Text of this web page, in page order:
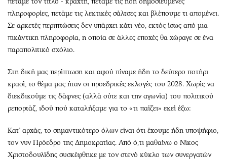
Κόσμος
Παράξενα
Πολιτισμός
Σινεμά
Θέατρο-Χορός
Μουσική
Εικαστικά
Βιβλίο
Χειρόγραφα
Έξοδος
Media
Εκπομπές
Podcasts
Uncut
Προσφορές
Προσωπικότητες στην ''Κ''
Επιστολές
πληροφορίες, πετάμε τις λεκτικές σάλτσες και βλέπουμε τι απομένει.
Σε αρκετές περιπτώσεις δεν υπάρχει κάτι νέο, εκτός ίσως από μια
πικάντικη πληροφορία, η οποία σε άλλες εποχές θα χώραγε σε ένα
παραπολιτικό σχόλιο.
Στη δική μας περίπτωση και αφού πίναμε ήδη το δεύτερο ποτήρι
κρασί, το θέμα μας ήταν οι προεδρικές εκλογές του 2028. Χωρίς να
διεκδικούμε τις δάφνες (αλλά ούτε και την αγωνία) του πολιτικού
ρεπορτάζ, ιδού πού καταλήξαμε για το «τι παίζει» εκεί έξω:
Κατ’ αρχάς, το σημαντικότερο όλων είναι ότι έχουμε ήδη υποψήφιο,
τον νυν Πρόεδρο της Δημοκρατίας. Από ό,τι μαθαίνω ο Νίκος
Χριστοδουλίδης συσκέφθηκε με τον στενό κύκλο των συνεργατών